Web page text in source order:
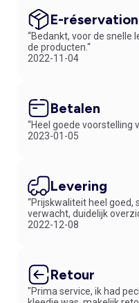
E-réservation
“Bedankt, voor de snelle
de producten.“
2022-11-04
Betalen
“Heel goede voorstelling
2023-01-05
Levering
“Prijskwaliteit heel goed,
verwacht, duidelijk
2022-12-08
Retour
"Prima service, ik had